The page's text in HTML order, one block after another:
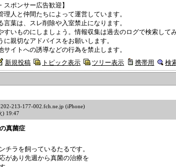
ポンサー広告歓迎】
人と仲間たちによって運営しています。
葉は、スレ削除や入室禁止になります。
いものにしましょう。情報収集は過去のログで検索してみ
親切なアドバイスをお願いします。
イトへの誘導などの行為を禁止します。
新規投稿 トピック表示 ツリー表示 携帯用 検
213-177-002.fch.ne.jp (iPhone)
) 19:47
真菌症
チラを飼っているたるです。
があり先週から真菌の治療を